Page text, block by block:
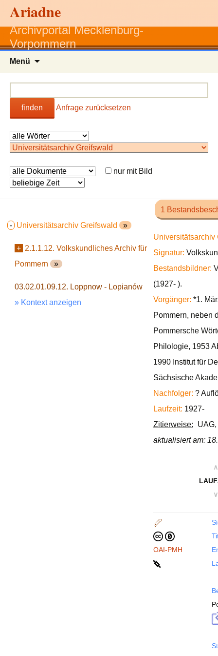
Ariadne
Archivportal Mecklenburg-
Vorpommern
Menü
finden Anfrage zurücksetzen
nur mit Bild
- Universitätsarchiv Greifswald »
+ 2.1.1.12. Volkskundliches Archiv für
Pommern »
03.02.01.09.12. Loppnow - Lopianów
» Kontext anzeigen
1
Signatur:
Bestandsbildner:
(1927- ).
Vorgänger: *1.
Pommern, neben
Pommersche
Philologie, 1953
1990 Institut für
Sächsische
Nachfolger: ?
Laufzeit: 1927-
Zitierweise:
aktualisiert am:
∧
∨
OAI-PMH